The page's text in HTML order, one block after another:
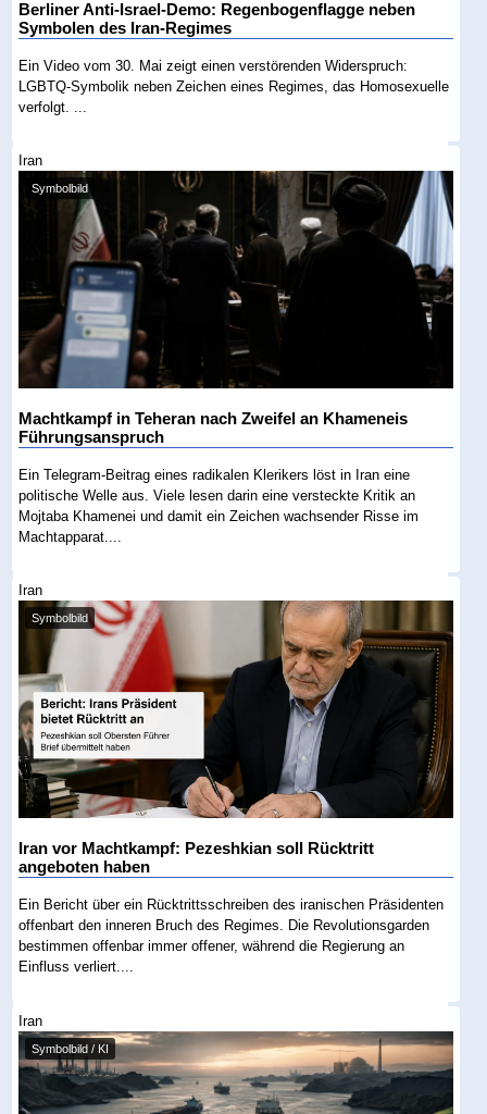
Berliner Anti-Israel-Demo: Regenbogenflagge neben
Symbolen des Iran-Regimes
Ein Video vom 30. Mai zeigt einen verstörenden Widerspruch:
LGBTQ-Symbolik neben Zeichen eines Regimes, das Homosexuelle
verfolgt. ...
Iran
Symbolbild
Machtkampf in Teheran nach Zweifel an Khameneis
Führungsanspruch
Ein Telegram-Beitrag eines radikalen Klerikers löst in Iran eine
politische Welle aus. Viele lesen darin eine versteckte Kritik an
Mojtaba Khamenei und damit ein Zeichen wachsender Risse im
Machtapparat....
Iran
Symbolbild
Iran vor Machtkampf: Pezeshkian soll Rücktritt
angeboten haben
Ein Bericht über ein Rücktrittsschreiben des iranischen Präsidenten
offenbart den inneren Bruch des Regimes. Die Revolutionsgarden
bestimmen offenbar immer offener, während die Regierung an
Einfluss verliert....
Iran
Symbolbild / KI